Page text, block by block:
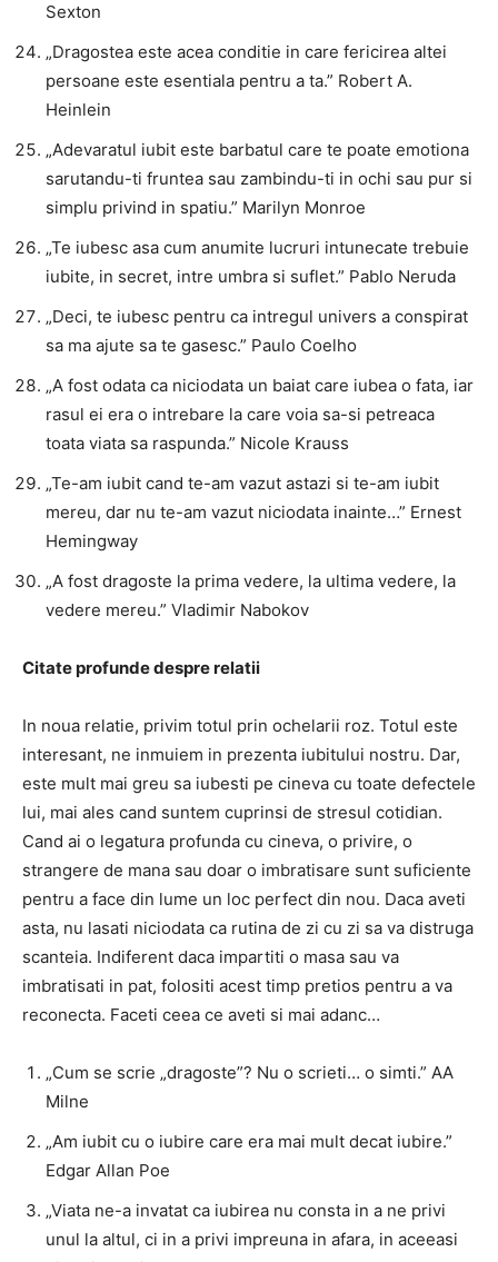
Sexton
„Dragostea este acea conditie in care fericirea altei
persoane este esentiala pentru a ta.” Robert A.
Heinlein
„Adevaratul iubit este barbatul care te poate emotiona
sarutandu-ti fruntea sau zambindu-ti in ochi sau pur si
simplu privind in spatiu.” Marilyn Monroe
„Te iubesc asa cum anumite lucruri intunecate trebuie
iubite, in secret, intre umbra si suflet.” Pablo Neruda
„Deci, te iubesc pentru ca intregul univers a conspirat
sa ma ajute sa te gasesc.” Paulo Coelho
„A fost odata ca niciodata un baiat care iubea o fata, iar
rasul ei era o intrebare la care voia sa-si petreaca
toata viata sa raspunda.” Nicole Krauss
„Te-am iubit cand te-am vazut astazi si te-am iubit
mereu, dar nu te-am vazut niciodata inainte…” Ernest
Hemingway
„A fost dragoste la prima vedere, la ultima vedere, la
vedere mereu.” Vladimir Nabokov
Citateprofundedespre relatii
In noua relatie, privim totul prin ochelarii roz. Totul este
interesant, ne inmuiem in prezenta iubitului nostru. Dar,
este mult mai greu sa iubesti pe cineva cu toate defectele
lui, mai ales cand suntem cuprinsi de stresul cotidian.
Cand ai o legatura profunda cu cineva, o privire, o
strangere de mana sau doar o imbratisare sunt suficiente
pentru a face din lume un loc perfect din nou. Daca aveti
asta, nu lasati niciodata ca rutina de zi cu zi sa va distruga
scanteia. Indiferent daca impartiti o masa sau va
imbratisati in pat, folositi acest timp pretios pentru a va
reconecta. Faceti ceea ce aveti si mai adanc…
„Cum se scrie „dragoste”? Nu o scrieti… o simti.” AA
Milne
„Am iubit cu o iubire care era mai mult decat iubire.”
Edgar Allan Poe
„Viata ne-a invatat ca iubirea nu consta in a ne privi
unul la altul, ci in a privi impreuna in afara, in aceeasi